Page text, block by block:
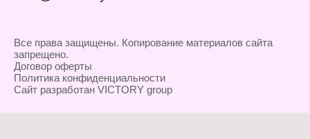
Все права защищены. Копирование материалов сайта
запрещено.
Договор оферты
Политика конфиденциальности
Сайт разработан VICTORY group